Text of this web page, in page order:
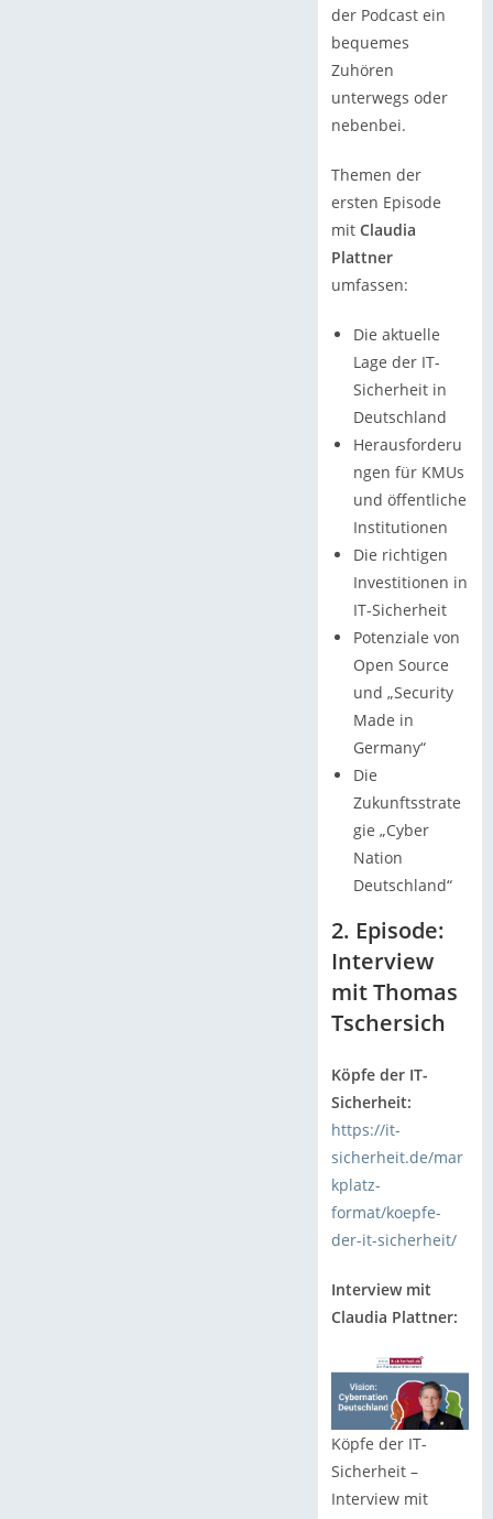
der Podcast ein
bequemes
Zuhören
unterwegs oder
nebenbei.
Themen der
ersten Episode
mit Claudia
Plattner
umfassen:
Die aktuelle
Lage der IT-
Sicherheit in
Deutschland
Herausforderu
ngen für KMUs
und öffentliche
Institutionen
Die richtigen
Investitionen in
IT-Sicherheit
Potenziale von
Open Source
und „Security
Made in
Germany“
Die
Zukunftsstrate
gie „Cyber
Nation
Deutschland“
2. Episode:
Interview
mit Thomas
Tschersich
Köpfe der IT-
Sicherheit:
https://it-
sicherheit.de/mar
kplatz-
format/koepfe-
der-it-sicherheit/
Interview mit
Claudia Plattner:
Köpfe der IT-
Sicherheit –
Interview mit